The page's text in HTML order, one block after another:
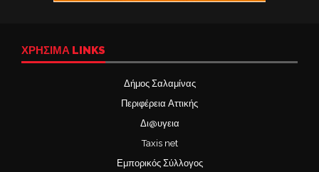
ΧΡΉΣΙΜΑ LINKS
Δήμος Σαλαμίνας
Περιφέρεια Αττικής
Δι@υγεια
Taxis net
Εμπορικός Σύλλογος